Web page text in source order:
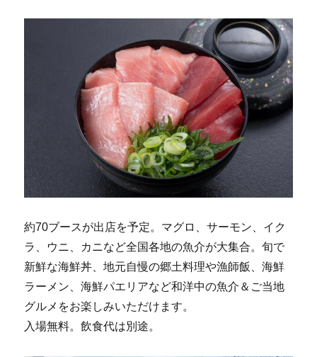
約70ブースが出店を予定。マグロ、サーモン、イク
ラ、ウニ、カニなど全国各地の魚介が大集合。旬で
新鮮な海鮮丼、地元自慢の郷土料理や漁師飯、海鮮
ラーメン、海鮮パエリアなど和洋中の魚介＆ご当地
グルメをお楽しみいただけます。
入場無料。飲食代は別途。